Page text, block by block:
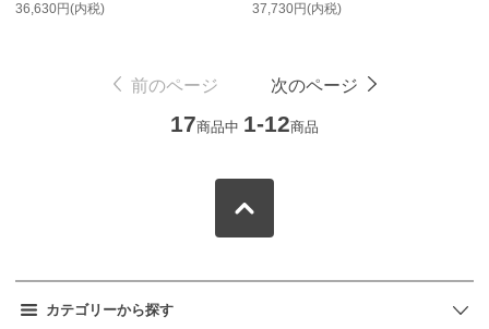
36,630円(内税) 37,730円(内税)
前のページ 次のページ
17商品中 1-12商品
カテゴリーから探す